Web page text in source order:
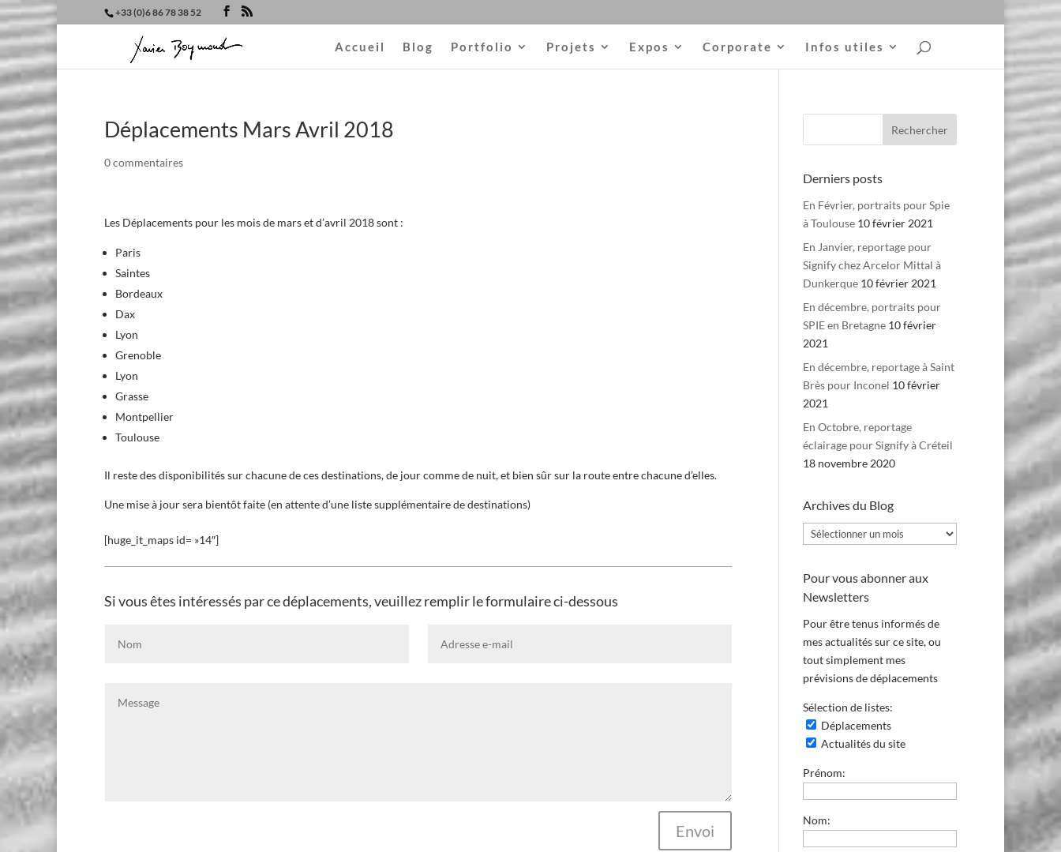
+33 (0)6 86 78 38 52
Accueil Blog Portfolio Projets Expos Corporate Infos utiles
Déplacements Mars Avril 2018
0 commentaires
Les Déplacements pour les mois de mars et d’avril 2018 sont :
Paris
Saintes
Bordeaux
Dax
Lyon
Grenoble
Lyon
Grasse
Montpellier
Toulouse
Il reste des disponibilités sur chacune de ces destinations, de jour comme de nuit, et bien sûr sur la route entre chacune d’elles.
Une mise à jour sera bientôt faite (en attente d’une liste supplémentaire de destinations)
[huge_it_maps id= »14″]
Si vous êtes intéressés par ce déplacements, veuillez remplir le formulaire ci-dessous
Envoi
Derniers posts
En Février, portraits pour Spie
à Toulouse 10 février 2021
En Janvier, reportage pour
Signify chez Arcelor Mittal à
Dunkerque 10 février 2021
En décembre, portraits pour
SPIE en Bretagne 10 février
2021
En décembre, reportage à Saint
Brès pour Inconel 10 février
2021
En Octobre, reportage
éclairage pour Signify à Créteil
18 novembre 2020
Archives du Blog
Archives
du
Pour vous abonner aux
Newsletters
Pour être tenus informés de
mes actualités sur ce site, ou
tout simplement mes
prévisions de déplacements
Sélection de listes:
Déplacements
Actualités du site
Prénom:
Nom: